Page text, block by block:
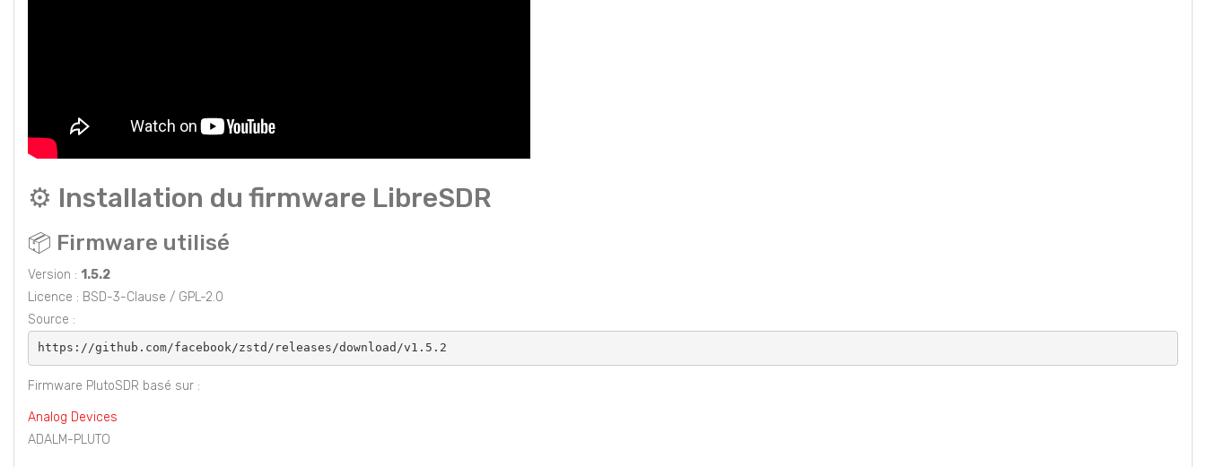
⚙️ Installation du firmware LibreSDR
📦 Firmware utilisé
Version : 1.5.2
Licence : BSD-3-Clause / GPL-2.0
Source :
https://github.com/facebook/zstd/releases/download/v1.5.2
Firmware PlutoSDR basé sur :
Analog Devices
ADALM-PLUTO